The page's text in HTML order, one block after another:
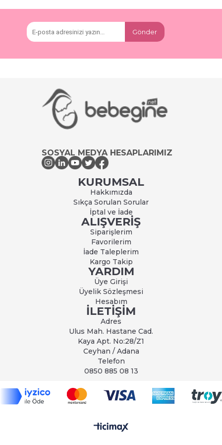
Gönder
SOSYAL MEDYA HESAPLARIMIZ
KURUMSAL
Hakkımızda
Sıkça Sorulan Sorular
İptal ve İade
ALIŞVERİŞ
Siparişlerim
Favorilerim
İade Taleplerim
Kargo Takip
YARDIM
Üye Girişi
Üyelik Sözleşmesi
Hesabım
İLETİŞİM
Adres
Ulus Mah. Hastane Cad.
Kaya Apt. No:28/Z1
Ceyhan / Adana
Telefon
0850 885 08 13